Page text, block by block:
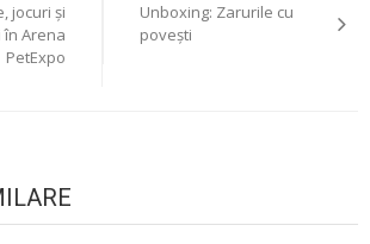
jocuri și
Arena
PetExpo
Unboxing: Zarurile cu
povești